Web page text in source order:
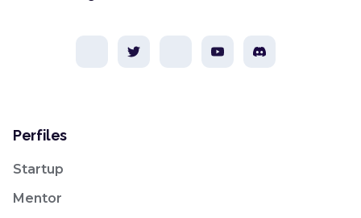
Perfiles
Startup
Mentor